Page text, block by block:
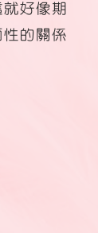
好像期
的關係